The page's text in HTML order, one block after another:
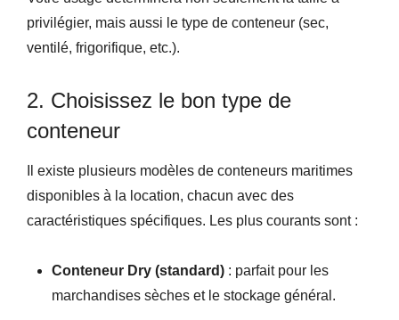
privilégier, mais aussi le type de conteneur (sec,
ventilé, frigorifique, etc.).
2. Choisissez le bon type de
conteneur
Il existe plusieurs modèles de conteneurs maritimes
disponibles à la location, chacun avec des
caractéristiques spécifiques. Les plus courants sont :
Conteneur Dry (standard) : parfait pour les
marchandises sèches et le stockage général.